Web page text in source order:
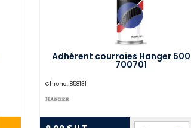
Adhérent courroies Hanger
700701
Chrono :858131